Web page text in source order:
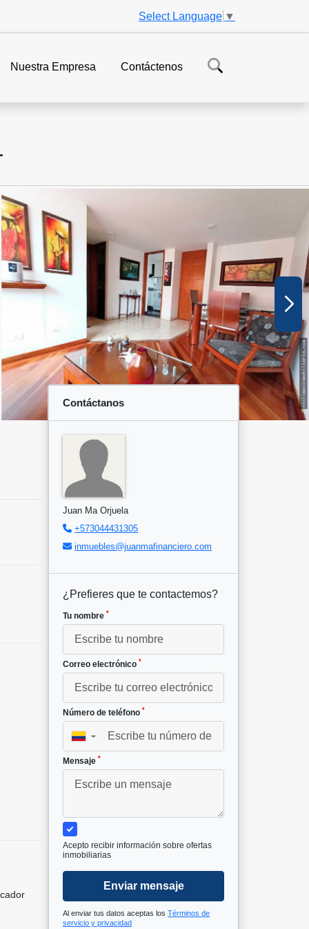
Select Language ▼
Nuestra Empresa Contáctenos
Contáctanos
Juan Ma Orjuela
+573044431305
inmuebles@juanmafinanciero.com
¿Prefieres que te contactemos?
Tu nombre *
Correo electrónico *
Número de teléfono *
▼
Mensaje *
Acepto recibir información sobre ofertas
inmobiliarias
Enviar mensaje
Al enviar tus datos aceptas los Términos de
servicio y privacidad